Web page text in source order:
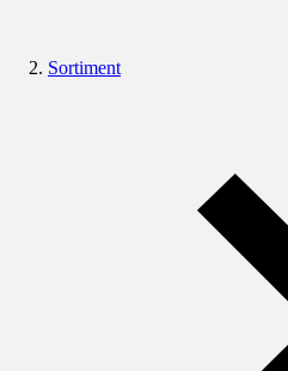
Sortiment